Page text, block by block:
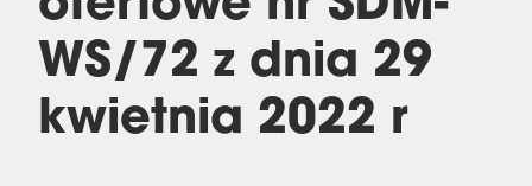
WS/72 z dnia 29
kwietnia 2022 r